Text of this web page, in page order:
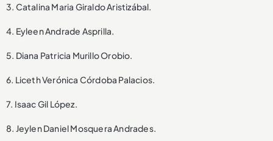
3. Catalina Maria Giraldo Aristizábal.
4. Eyleen Andrade Asprilla.
5. Diana Patricia Murillo Orobio.
6. Liceth Verónica Córdoba Palacios.
7. Isaac Gil López.
8. Jeylen Daniel Mosquera Andrades.